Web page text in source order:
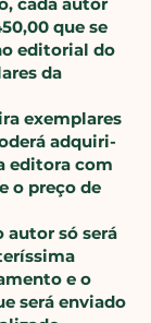
cada autor
que se
editorial do
da
exemplares
adquiri-
editora com
o preço de
autor só será
e o
será enviado